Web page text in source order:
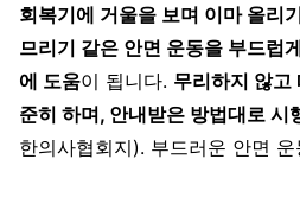
회복기에 거울을 보며 이마 올리
므리기 같은 안면 운동을 부드럽
에 도움이 됩니다. 무리하지 않고
준히 하며, 안내받은 방법대로 시
한의사협회지). 부드러운 안면